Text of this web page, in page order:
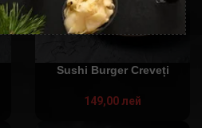
Sushi Burger Creveți
149,00лей